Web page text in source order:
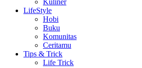
Kuliner
LifeStyle
Hobi
Buku
Komunitas
Ceritamu
Tips & Trick
Life Trick